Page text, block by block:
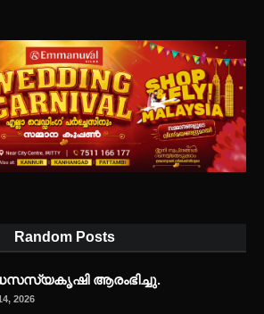
Random Posts
ആരംഭിച്ചു.
2026